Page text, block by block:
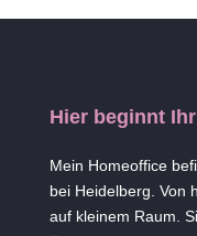
Hier beginnt
Mein Homeoffice
bei Heidelberg. Von
auf kleinem Raum.